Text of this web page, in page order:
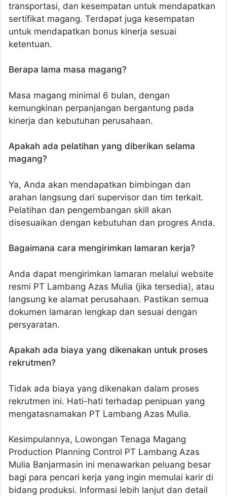
transportasi, dan kesempatan untuk mendapatkan
sertifikat magang. Terdapat juga kesempatan
untuk mendapatkan bonus kinerja sesuai
ketentuan.
Berapa lama masa magang?
Masa magang minimal 6 bulan, dengan
kemungkinan perpanjangan bergantung pada
kinerja dan kebutuhan perusahaan.
Apakah ada pelatihan yang diberikan selama
magang?
Ya, Anda akan mendapatkan bimbingan dan
arahan langsung dari supervisor dan tim terkait.
Pelatihan dan pengembangan skill akan
disesuaikan dengan kebutuhan dan progres Anda.
Bagaimana cara mengirimkan lamaran kerja?
Anda dapat mengirimkan lamaran melalui website
resmi PT Lambang Azas Mulia (jika tersedia), atau
langsung ke alamat perusahaan. Pastikan semua
dokumen lamaran lengkap dan sesuai dengan
persyaratan.
Apakah ada biaya yang dikenakan untuk proses
rekrutmen?
Tidak ada biaya yang dikenakan dalam proses
rekrutmen ini. Hati-hati terhadap penipuan yang
mengatasnamakan PT Lambang Azas Mulia.
Kesimpulannya, Lowongan Tenaga Magang
Production Planning Control PT Lambang Azas
Mulia Banjarmasin ini menawarkan peluang besar
bagi para pencari kerja yang ingin memulai karir di
bidang produksi. Informasi lebih lanjut dan detail